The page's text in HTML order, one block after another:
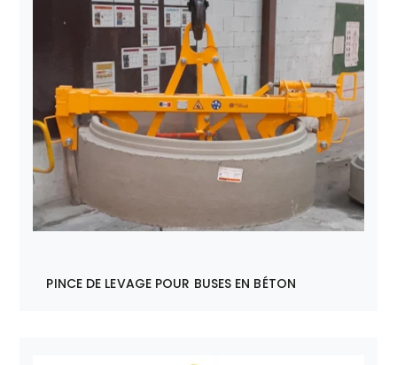
PINCE DE LEVAGE POUR BUSES EN BÉTON